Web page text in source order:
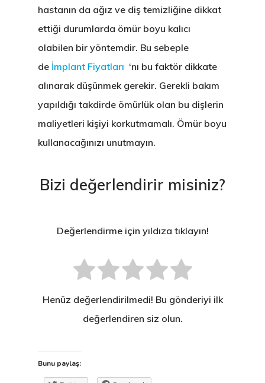
hastanın da ağız ve diş temizliğine dikkat
ettiği durumlarda ömür boyu kalıcı
olabilen bir yöntemdir. Bu sebeple
de İmplant Fiyatları ‘nı bu faktör dikkate
alınarak düşünmek gerekir. Gerekli bakım
yapıldığı takdirde ömürlük olan bu dişlerin
maliyetleri kişiyi korkutmamalı. Ömür boyu
kullanacağınızı unutmayın.
Bizi değerlendirir misiniz?
Değerlendirme için yıldıza tıklayın!
Henüz değerlendirilmedi! Bu gönderiyi ilk
değerlendiren siz olun.
Bunu paylaş: